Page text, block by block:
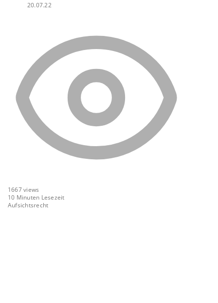
20.07.22
1667views
10 Minuten Lesezeit
Aufsichtsrecht